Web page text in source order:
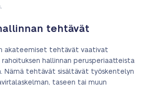
tehtävät
akateemiset tehtävät vaativat
hallinnan perusperiaatteista
Nämä tehtävät sisältävät työskentelyn
taseen tai muun